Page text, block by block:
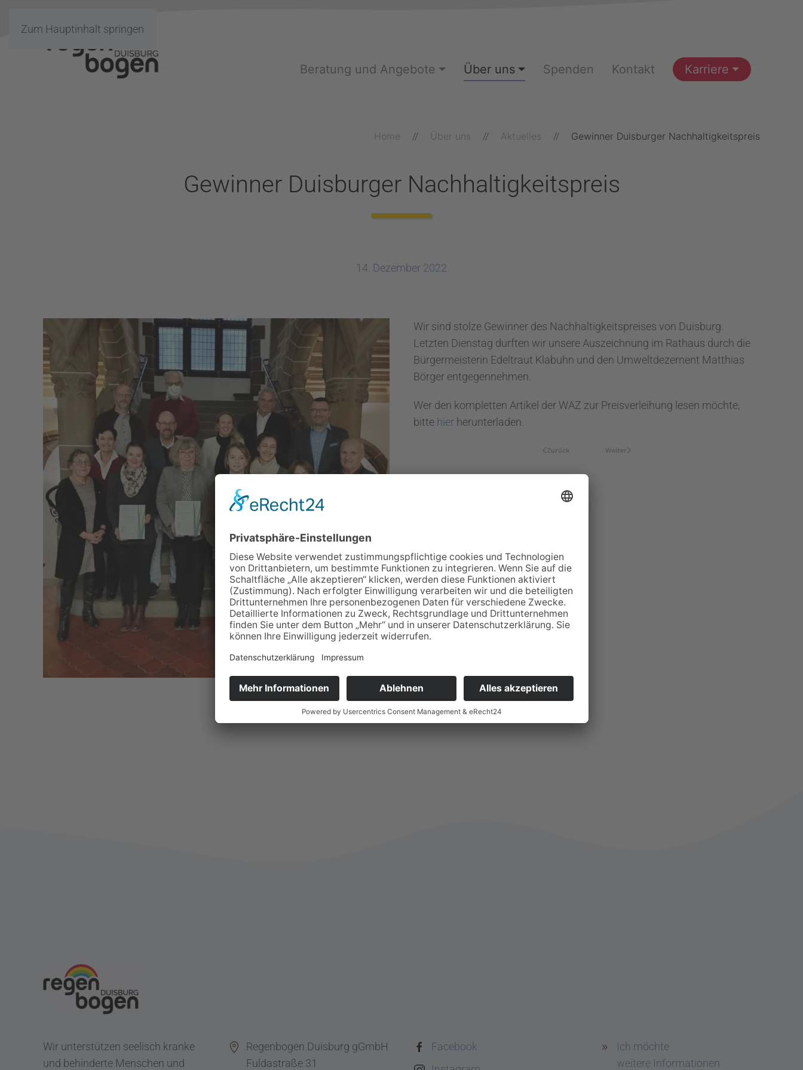
Zum Hauptinhalt springen
Beratung und Angebote Über uns Spenden Kontakt Karriere
Home Über uns Aktuelles Gewinner Duisburger Nachhaltigkeitspreis
Gewinner Duisburger Nachhaltigkeitspreis
14. Dezember 2022
Wir sind stolze Gewinner des Nachhaltigkeitspreises von Duisburg.
Letzten Dienstag durften wir unsere Auszeichnung im Rathaus durch die
Bürgermeisterin Edeltraut Klabuhn und den Umweltdezernent Matthias
Börger entgegennehmen.
Wer den kompletten Artikel der WAZ zur Preisverleihung lesen möchte,
bitte hier herunterladen.
Zurück Weiter
Wir unterstützen seelisch kranke
und behinderte Menschen und
Regenbogen Duisburg gGmbH
Fuldastraße 31
Facebook
Ich möchte
weitere Informationen